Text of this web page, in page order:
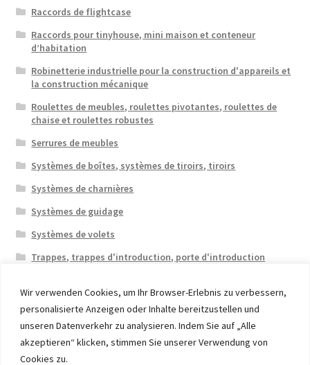
Wir verwenden Cookies, um Ihr Browser-Erlebnis zu verbessern,
personalisierte Anzeigen oder Inhalte bereitzustellen und
unseren Datenverkehr zu analysieren. Indem Sie auf „Alle
akzeptieren“ klicken, stimmen Sie unserer Verwendung von
Cookies zu.
Raccords de flightcase
Raccords pour tinyhouse, mini maison et conteneur
d’habitation
Robinetterie industrielle pour la construction d'appareils et
la construction mécanique
Roulettes de meubles, roulettes pivotantes, roulettes de
chaise et roulettes robustes
Serrures de meubles
Systèmes de boîtes, systèmes de tiroirs, tiroirs
Systèmes de charnières
Systèmes de guidage
Systèmes de volets
Trappes, trappes d'introduction, porte d'introduction
© 2026 Eruon Trade UG, Germany, member of the ERUON